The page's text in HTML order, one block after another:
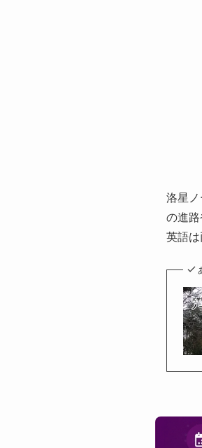
洛星
の進路
英語